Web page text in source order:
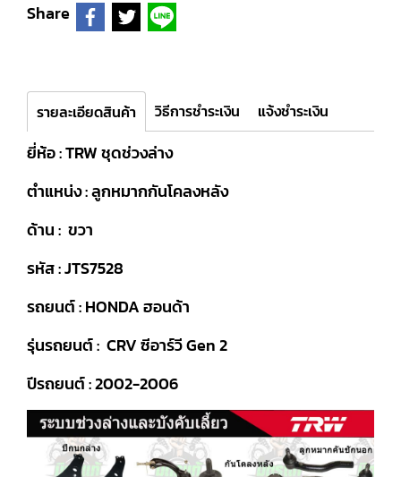
Share
รายละเอียดสินค้า วิธีการชำระเงิน แจ้งชำระเงิน
ยี่ห้อ : TRW ชุดช่วงล่าง
ตำแหน่ง : ลูกหมากกันโคลงหลัง
ด้าน : ขวา
รหัส : JTS7528
รถยนต์ : HONDA ฮอนด้า
รุ่นรถยนต์ : CRV ซีอาร์วี Gen 2
ปีรถยนต์ : 2002-2006